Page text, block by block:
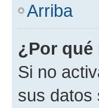
Arriba
¿Por
Si no
sus datos